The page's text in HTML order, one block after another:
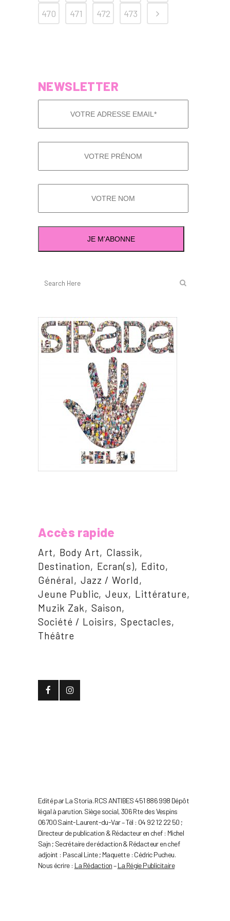
470 471 472 473
NEWSLETTER
Accès rapide
Art Body Art
Classik
Destination
Ecran(s)
Edito
Général
Jazz / World
Jeune Public Jeux
Littérature
Muzik Zak
Saison
Société / Loisirs
Spectacles
Théâtre
Edité par La Storia. RCS ANTIBES 451 886 998 Dépôt
légal à parution. Siège social, 306 Rte des Vespins
06700 Saint-Laurent-du-Var – Tél : 04 92 12 22 50 ;
Directeur de publication & Rédacteur en chef : Michel
Sajn ; Secrétaire de rédaction & Rédacteur en chef
adjoint : Pascal Linte ; Maquette : Cédric Pucheu.
Nous écrire : La Rédaction–La Régie Publicitaire